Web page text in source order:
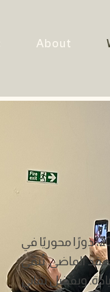
About
لعبت منظمة "الوحدة في التنوع"، التي تأسست كجمعية خيرية عام 2016، دورًا محوريًا في
الماضي. تُنمّي
وبفضل تفاني